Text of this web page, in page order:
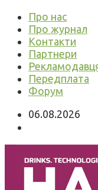
Про нас
Про журнал
Контакти
Партнери
Передплата
Форум
06.08.2026